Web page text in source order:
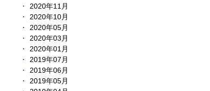
2020年11月
2020年10月
2020年05月
2020年03月
2020年01月
2019年07月
2019年06月
2019年05月